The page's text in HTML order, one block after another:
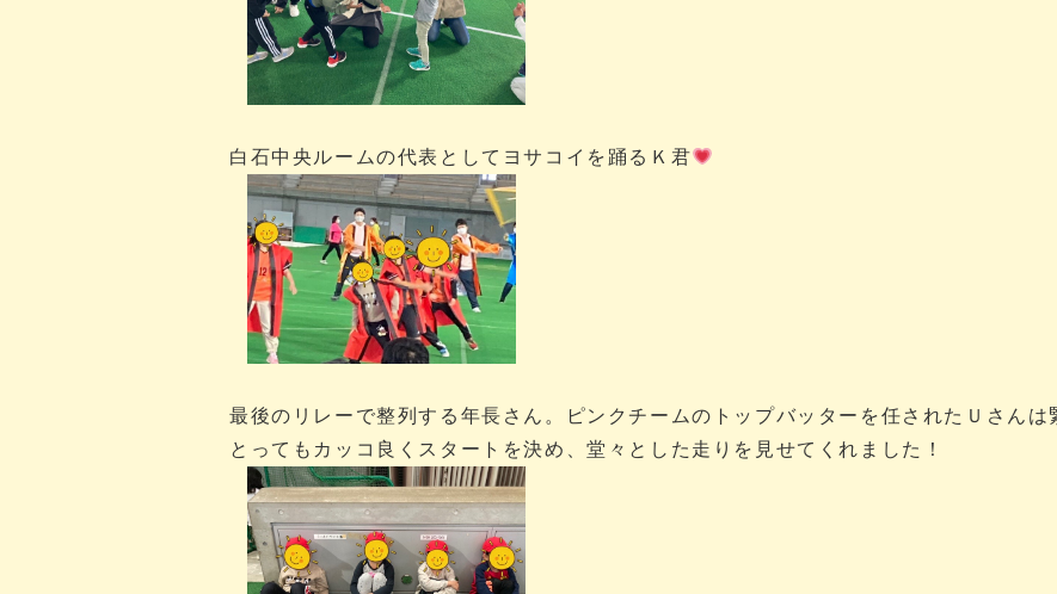
白石中央ルームの代表としてヨサコイを踊るＫ君
最後のリレーで整列する年長さん。ピンクチームのトップバッターを任されたＵさんは
とってもカッコ良くスタートを決め、堂々とした走りを見せてくれました！